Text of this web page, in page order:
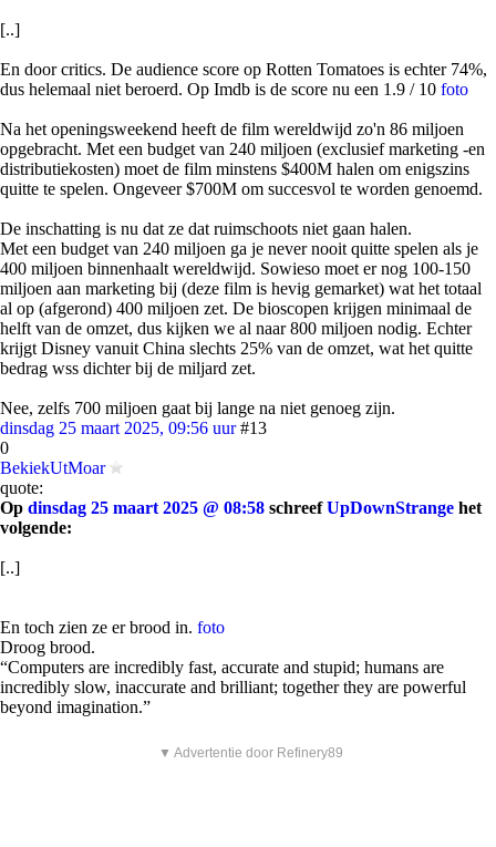
[..]
En door critics. De audience score op Rotten Tomatoes is echter 74%,
dus helemaal niet beroerd. Op Imdb is de score nu een 1.9 / 10 foto
Na het openingsweekend heeft de film wereldwijd zo'n 86 miljoen
opgebracht. Met een budget van 240 miljoen (exclusief marketing -en
distributiekosten) moet de film minstens $400M halen om enigszins
quitte te spelen. Ongeveer $700M om succesvol te worden genoemd.
De inschatting is nu dat ze dat ruimschoots niet gaan halen.
Met een budget van 240 miljoen ga je never nooit quitte spelen als je
400 miljoen binnenhaalt wereldwijd. Sowieso moet er nog 100-150
miljoen aan marketing bij (deze film is hevig gemarket) wat het totaal
al op (afgerond) 400 miljoen zet. De bioscopen krijgen minimaal de
helft van de omzet, dus kijken we al naar 800 miljoen nodig. Echter
krijgt Disney vanuit China slechts 25% van de omzet, wat het quitte
bedrag wss dichter bij de miljard zet.
Nee, zelfs 700 miljoen gaat bij lange na niet genoeg zijn.
dinsdag 25 maart 2025, 09:56 uur #13
0
BekiekUtMoar
quote:
Op dinsdag 25 maart 2025 @ 08:58 schreefUpDownStrange het
volgende:
[..]
En toch zien ze er brood in. foto
Droog brood.
“Computers are incredibly fast, accurate and stupid; humans are
incredibly slow, inaccurate and brilliant; together they are powerful
beyond imagination.”
▼ Advertentie door Refinery89